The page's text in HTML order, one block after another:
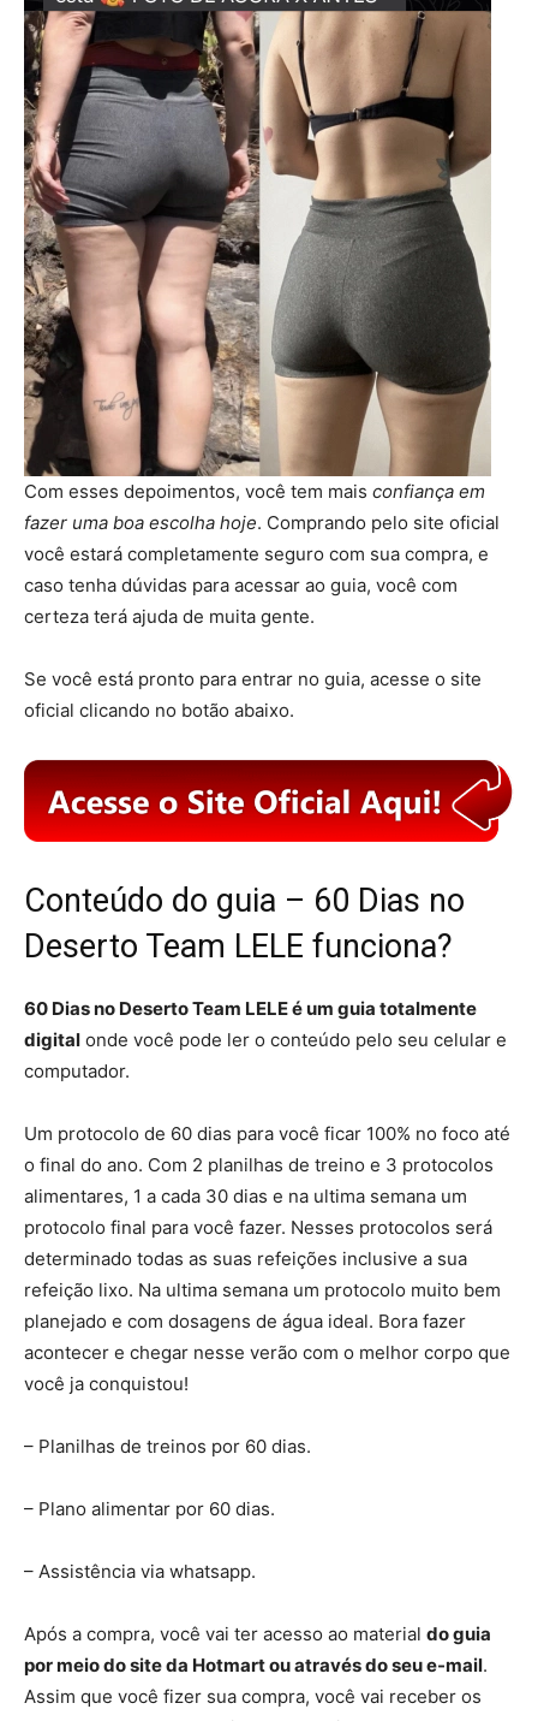
Com esses depoimentos, você tem mais confiança em
fazer uma boa escolha hoje. Comprando pelo site oficial
você estará completamente seguro com sua compra, e
caso tenha dúvidas para acessar ao guia, você com
certeza terá ajuda de muita gente.
Se você está pronto para entrar no guia, acesse o site
oficial clicando no botão abaixo.
Conteúdo do guia – 60 Dias no
Deserto Team LELE funciona?
60 Dias no Deserto Team LELE é um guia totalmente
digital onde você pode ler o conteúdo pelo seu celular e
computador.
Um protocolo de 60 dias para você ficar 100% no foco até
o final do ano. Com 2 planilhas de treino e 3 protocolos
alimentares, 1 a cada 30 dias e na ultima semana um
protocolo final para você fazer. Nesses protocolos será
determinado todas as suas refeições inclusive a sua
refeição lixo. Na ultima semana um protocolo muito bem
planejado e com dosagens de água ideal. Bora fazer
acontecer e chegar nesse verão com o melhor corpo que
você ja conquistou!
– Planilhas de treinos por 60 dias.
– Plano alimentar por 60 dias.
– Assistência via whatsapp.
Após a compra, você vai ter acesso ao material do guia
por meio do site da Hotmart ou através do seu e-mail.
Assim que você fizer sua compra, você vai receber os